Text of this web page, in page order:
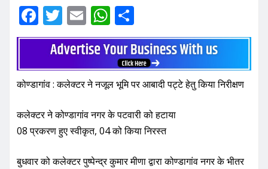
F
a
e
b
o
o
k
T
w
it
te
r
E
m
ai
l
W
h
at
s
A
p
p
h
ar
e
कोण्डागांव : कलेक्टर ने नजूल भूमि पर आबादी पट्टे हेतु किया निरीक्षण
कलेक्टर ने कोण्डागांव नगर के पटवारी को हटाया
08 प्रकरण हुए स्वीकृत, 04 को किया निरस्त
बुधवार को कलेक्टर पुष्पेन्द्र कुमार मीणा द्वारा कोण्डागांव नगर के भीतर